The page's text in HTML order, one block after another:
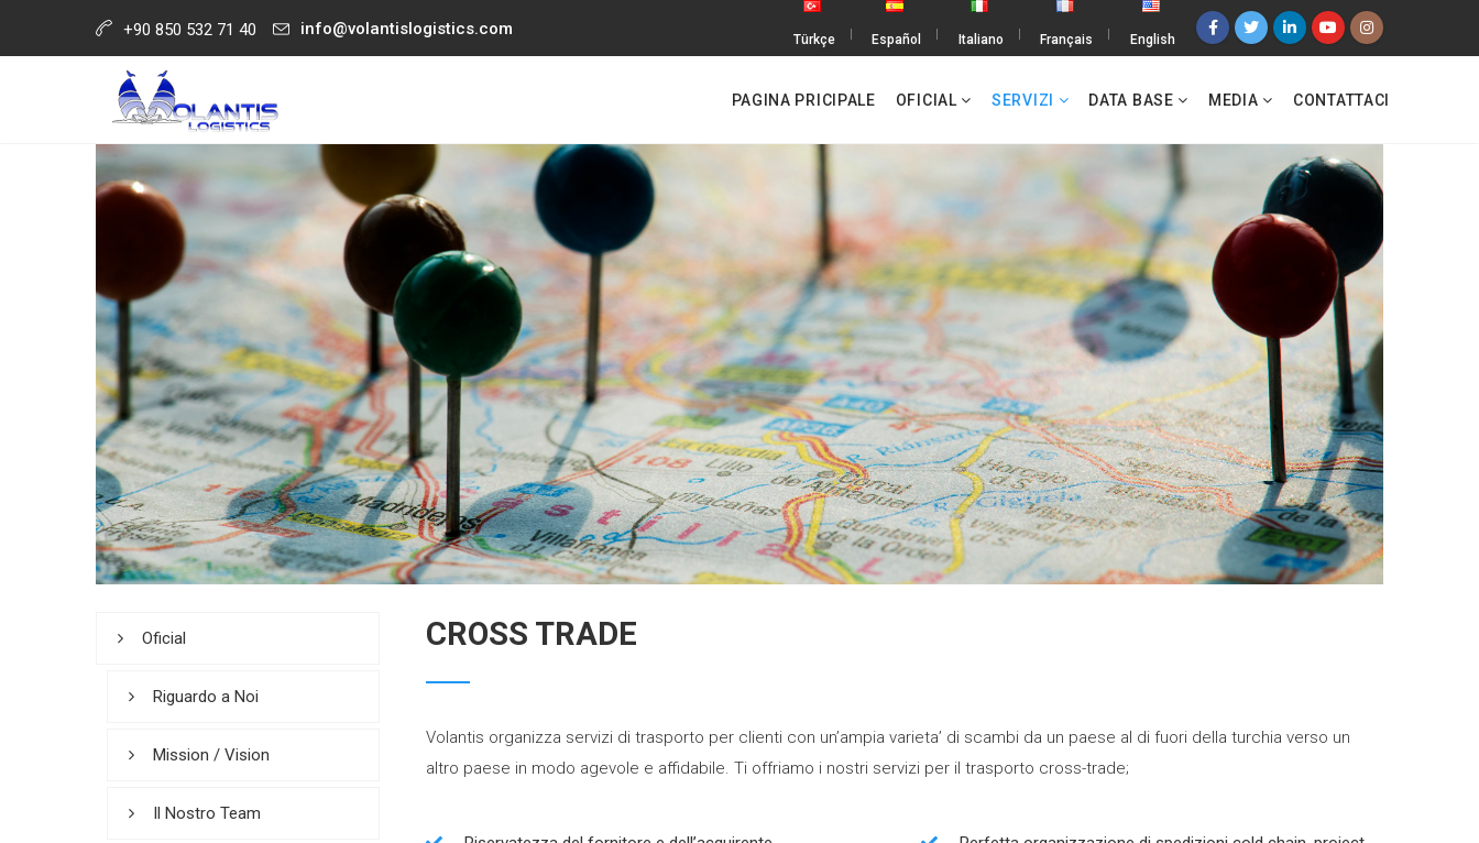
+90 850 532 71 40 info@volantislogistics.com
Türkçe Español Italiano Français English
PAGINA PRICIPALE OFICIAL SERVIZI DATA BASE MEDIA CONTATTACI
CROSS TRADE
Volantis organizza servizi di trasporto per clienti con un’ampia varieta’ di scambi da un paese al di fuori della turchia verso un
altro paese in modo agevole e affidabile. Ti offriamo i nostri servizi per il trasporto cross-trade;
Oficial
Riguardo a Noi
Mission / Vision
Il Nostro Team